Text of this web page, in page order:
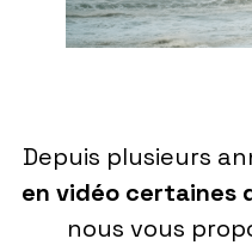
Depuis plusieurs
en vidéo certaines
nous vous